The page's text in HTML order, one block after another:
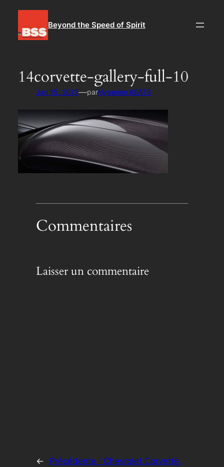
contenu
Beyond the Speed of Spirit
14corvette-gallery-full-10
Jan 15, 2013—parHyperion KEATS
Commentaires
Laisser un commentaire
← Précédente : Chevrolet Corvette,